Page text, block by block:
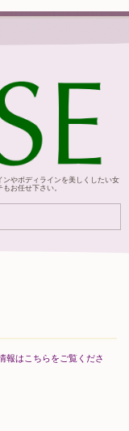
やボディラインを美しくしたい女
お任せ下さい。
報はこちらをご覧くださ